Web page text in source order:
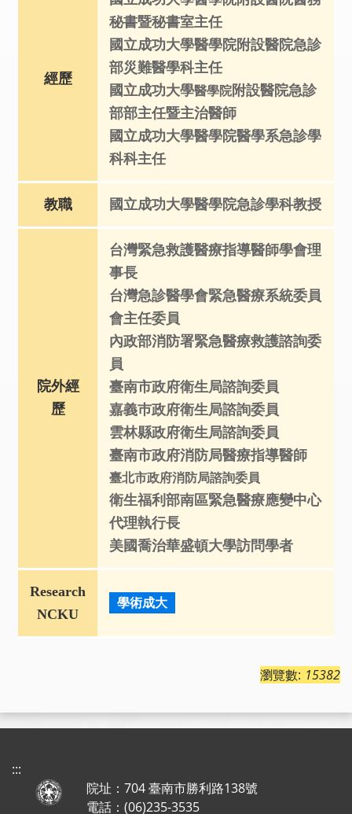
經歷
秘書暨秘書室主任
國立成功大學醫學院附設醫院急診
部災難醫學科主任
國立成功大學醫學院附設醫院急診
部部主任暨主治醫師
國立成功大學醫學院醫學系急診學
科科主任
教職 國立成功大學醫學院急診學科教授
院外經
歷
台灣緊急救護醫療指導醫師學會理
事長
台灣急診醫學會緊急醫療系統委員
會主任委員
內政部消防署緊急醫療救護諮詢委
員
臺南市政府衛生局諮詢委員
嘉義巿政府衛生局諮詢委員
雲林縣政府衛生局諮詢委員
臺南市政府消防局醫療指導醫師
臺北市政府消防局諮詢委員
衛生福利部南區緊急醫療應變中心
代理執行長
美國喬治華盛頓大學訪問學者
Research
NCKU
學術成大
瀏覽數: 15382
:::
院址：704 臺南市勝利路138號
電話：(06)235-3535